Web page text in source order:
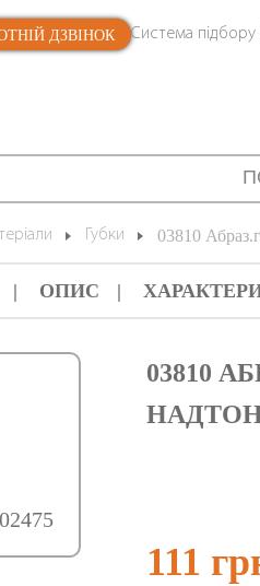
ДЗВІНОК Система
Губки 03810
ОПИС
03810
111